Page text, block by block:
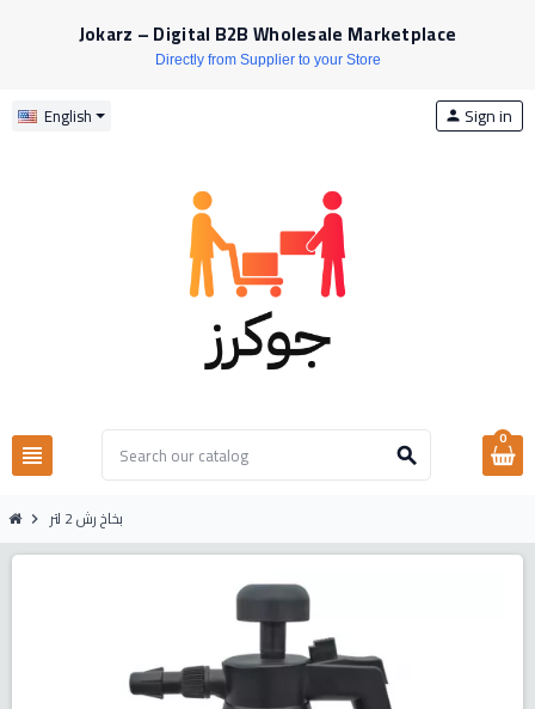
Jokarz – Digital B2B Wholesale Marketplace
Directly from Supplier to your Store
English
view_headline search
person Sign in
0
chevron_right بخاخ رش 2 لتر